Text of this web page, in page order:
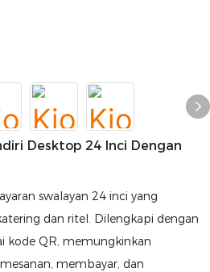
Desktop 24 Inci Dengan
swalayan 24 inci yang
dan ritel. Dilengkapi dengan
kode QR, memungkinkan
membayar, dan